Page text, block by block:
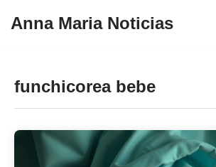
conteúdo
Anna Maria Noticias
funchicorea bebe